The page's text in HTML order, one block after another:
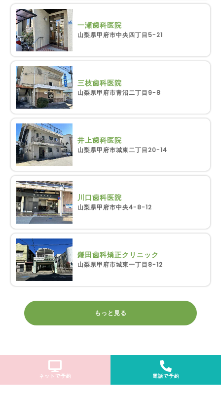
一瀬歯科医院
山梨県甲府市中央四丁目5-21
三枝歯科医院
山梨県甲府市青沼二丁目9-8
井上歯科医院
山梨県甲府市城東二丁目20-14
川口歯科医院
山梨県甲府市中央4-8-12
鎌田歯科矯正クリニック
山梨県甲府市城東一丁目8-12
もっと見る
ネットで予約 電話で予約